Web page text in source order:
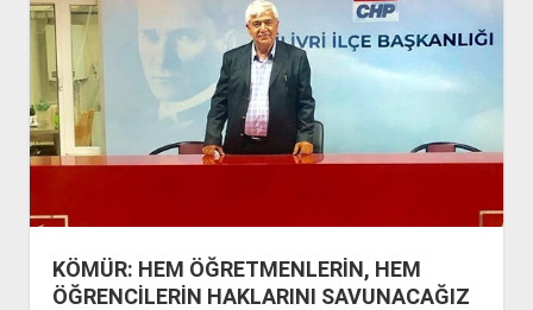
SORGULASIN,
HERKES
ÇIKSIN
ÖRGÜT
TOPLANTISINDA
KONUŞSUN!
KÖMÜR: HEM ÖĞRETMENLERİN, HEM
ÖĞRENCİLERİN HAKLARINI SAVUNACAĞIZ